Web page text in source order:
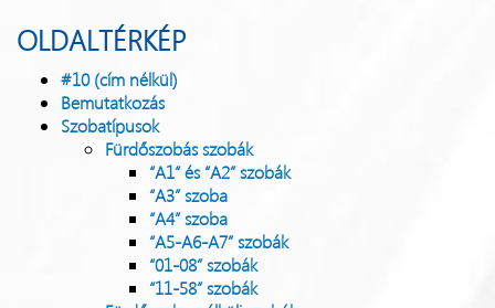
OLDALTÉRKÉP
#10 (cím nélkül)
Bemutatkozás
Szobatípusok
Fürdőszobás szobák
“A1“ és “A2” szobák
“A3” szoba
“A4” szoba
“A5-A6-A7” szobák
“01-08” szobák
“11-58” szobák